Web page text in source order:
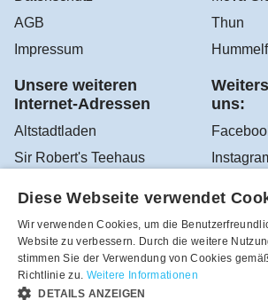
AGB
Impressum
Thun
Unsere weiteren
Internet-Adressen
Altstadtladen
Sir Robert's Teehaus
uns:
Robea - Schönes zum Schenken und
Diese Webseite verwendet
Wir verwenden Cookies, um die
Website zu verbessern. Durch die weitere
stimmen Sie der Verwendung von Cookies
Richtlinie zu. Weitere Informationen
DETAILS ANZEIGEN